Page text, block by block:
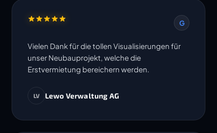
G
Vielen Dank für die tollen Visualisierungen für
unser Neubauprojekt, welche die
Erstvermietung bereichern werden.
LV Lewo Verwaltung AG